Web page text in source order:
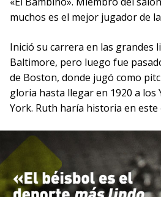
muchos es el mejor jugador de
Inició su carrera en las grandes
Baltimore, pero luego fue
de Boston, donde jugó como
gloria hasta llegar en 1920 a los
York. Ruth haría historia en este